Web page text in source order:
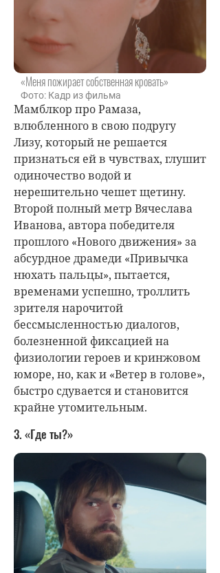
«Меня пожирает собственная кровать»
Фото: Кадр из фильма
Мамблкор про Рамаза,
влюбленного в свою подругу
Лизу, который не решается
признаться ей в чувствах, глушит
одиночество водой и
нерешительно чешет щетину.
Второй полный метр Вячеслава
Иванова, автора победителя
прошлого «Нового движения» за
абсурдное драмеди «Привычка
нюхать пальцы», пытается,
временами успешно, троллить
зрителя нарочитой
бессмысленностью диалогов,
болезненной фиксацией на
физиологии героев и кринжовом
юморе, но, как и «Ветер в голове»,
быстро сдувается и становится
крайне утомительным.
3. «Где ты?»